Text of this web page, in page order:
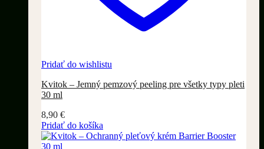
Pridať do wishlistu
Kvitok – Jemný pemzový peeling pre všetky typy pleti
30 ml
8,90 €
Pridať do košíka